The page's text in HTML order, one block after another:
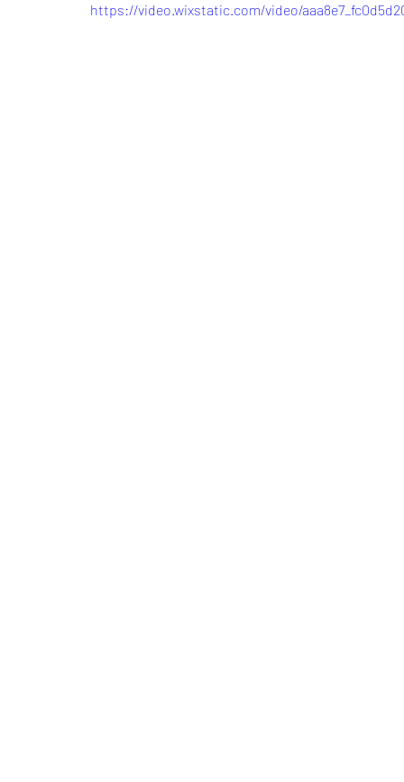
https://video.wixstatic.com/video/